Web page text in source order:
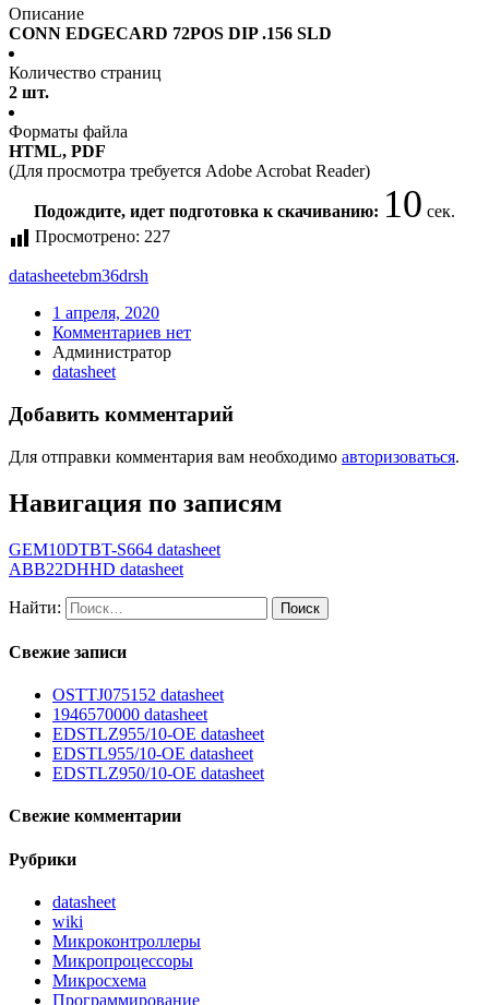
Описание
CONN EDGECARD 72POS DIP .156 SLD
Количество страниц
2 шт.
Форматы файла
HTML, PDF
(Для просмотра требуется Adobe Acrobat Reader)
Подождите, идет подготовка к скачиванию: 10 сек.
Просмотрено: 227
datasheetebm36drsh
1 апреля, 2020
Комментариев нет
Администратор
datasheet
Добавить комментарий
Для отправки комментария вам необходимо авторизоваться.
Навигация по записям
GEM10DTBT-S664 datasheet
ABB22DHHD datasheet
Найти:
Свежие записи
OSTTJ075152 datasheet
1946570000 datasheet
EDSTLZ955/10-OE datasheet
EDSTL955/10-OE datasheet
EDSTLZ950/10-OE datasheet
Свежие комментарии
Рубрики
datasheet
wiki
Микроконтроллеры
Микропроцессоры
Микросхема
Программирование